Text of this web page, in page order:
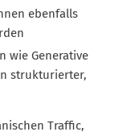
ebenfalls
wie Generative
strukturierter,
Traffic,